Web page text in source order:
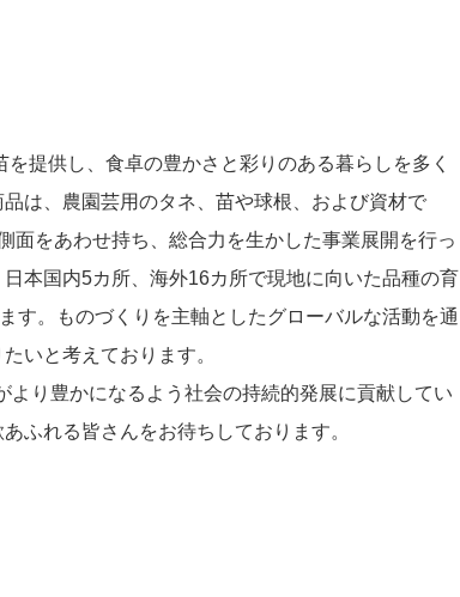
提供し、食卓の豊かさと彩りのある暮らしを多く
は、農園芸用のタネ、苗や球根、および資材で
面をあわせ持ち、総合力を生かした事業展開を行っ
本国内5カ所、海外16カ所で現地に向いた品種の育
す。ものづくりを主軸としたグローバルな活動を通
いと考えております。
より豊かになるよう社会の持続的発展に貢献してい
ふれる皆さんをお待ちしております。